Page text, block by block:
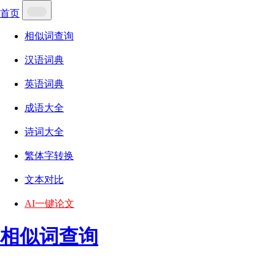
首页
相似词查询
汉语词典
英语词典
成语大全
诗词大全
繁体字转换
文本对比
AI一键论文
相似词查询